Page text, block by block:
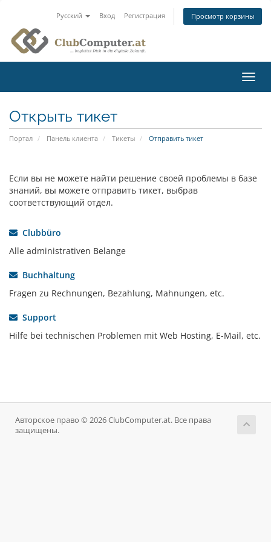
Русский Вход Регистрация Просмотр корзины
Открыть тикет
Портал Панель клиента Тикеты Отправить тикет
Если вы не можете найти решение своей проблемы в базе
знаний, вы можете отправить тикет, выбрав
соответствующий отдел.
Clubbüro
Alle administrativen Belange
Buchhaltung
Fragen zu Rechnungen, Bezahlung, Mahnungen, etc.
Support
Hilfe bei technischen Problemen mit Web Hosting, E-Mail, etc.
Авторское право © 2026 ClubComputer.at. Все права
защищены.